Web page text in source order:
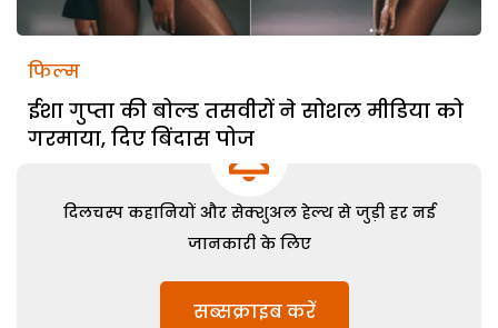
फिल्म
ईशा गुप्ता की बोल्ड तसवीरों ने सोशल मीडिया को
गरमाया, दिए बिंदास पोज
दिलचस्प कहानियों और सेक्शुअल हेल्थ से जुड़ी हर नई
जानकारी के लिए
सब्सक्राइब करें